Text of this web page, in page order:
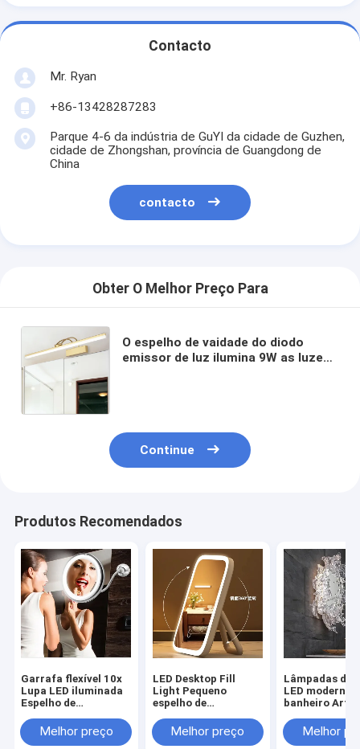
Contacto
Mr. Ryan
+86-13428287283
Parque 4-6 da indústria de GuYI da cidade de Guzhen,
cidade de Zhongshan, província de Guangdong de
China
contacto
Obter O Melhor Preço Para
O espelho de vaidade do diodo
emissor de luz ilumina 9W as luzes
MR-40)
Continue
Produtos Recomendados
Garrafa flexível 10x
Lupa LED iluminada
Espelho de
lâmpada ((WH-MR-
110)
Melhor preço
LED Desktop Fill
Light Pequeno
espelho de
Melhor preço
Lâmpadas de
LED
banheiro Arte
parede
(WH-MR-108)
Melhor